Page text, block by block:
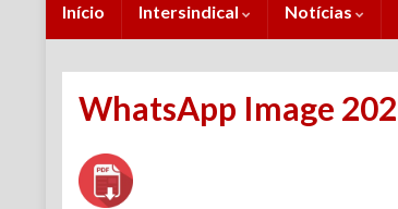
Início Intersindical Notícias
WhatsApp Image